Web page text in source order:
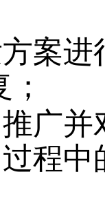
案
广
程